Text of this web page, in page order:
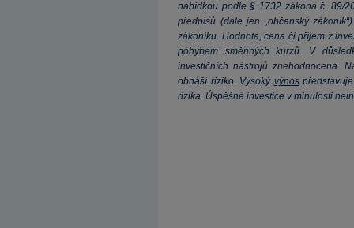
nabídkou podle § 1732 zákona č. 89/
předpisů (dále jen „občanský
zákoníku. Hodnota, cena či příjem z
pohybem směnných kurzů. V
investičních nástrojů znehodnocena.
obnáší riziko. Vysoký výnos
rizika. Úspěšné investice v minulosti